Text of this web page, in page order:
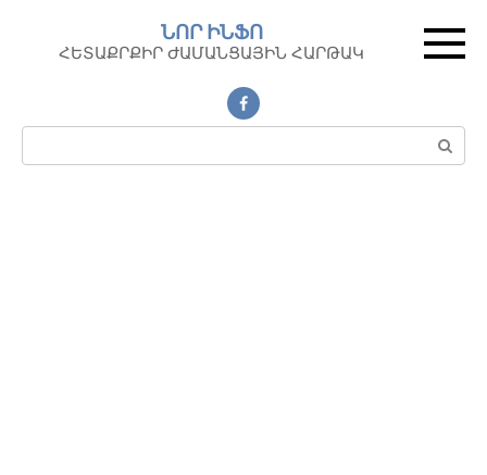
контенту
ՆՈՐ ԻՆՖՈ
ՀԵՏԱՔՐՔԻՐ ԺԱՄԱՆՑԱՅԻՆ ՀԱՐԹԱԿ
Поиск: